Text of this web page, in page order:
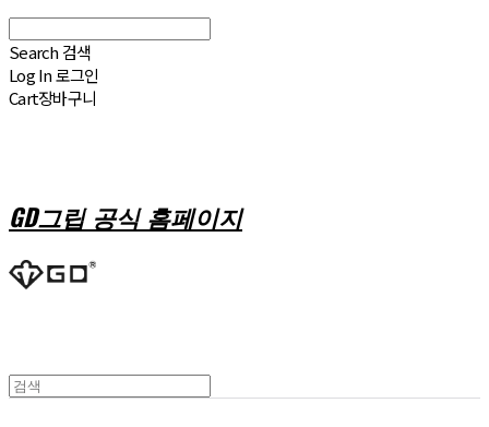
Search 검색
Log In로그인
Cart장바구니
GD그립 공식 홈페이지